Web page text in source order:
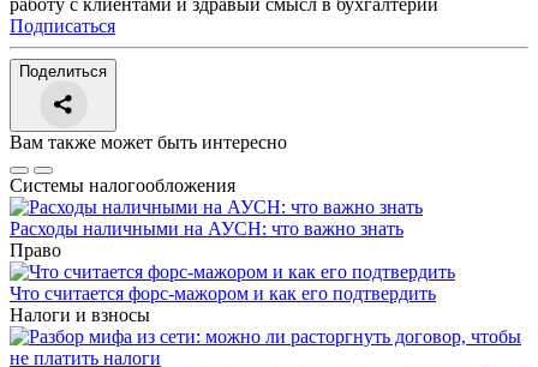
Подписаться
Поделиться
Вам также может быть интересно
Системы налогообложения
Расходы наличными на АУСН: что важно знать
Право
Что считается форс-мажором и как его подтвердить
Налоги и взносы